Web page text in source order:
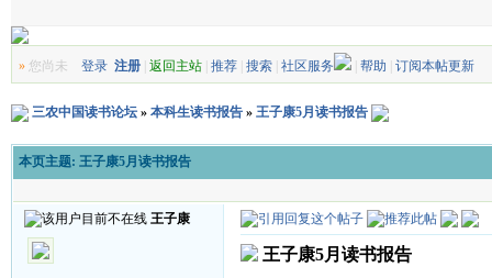
»您尚未 登录 注册| 返回主站| 推荐| 搜索| 社区服务 | 帮助 订阅本帖更新
三农中国读书论坛» 本科生读书报告» 王子康5月读书报告
本页主题: 王子康5月读书报告
王子康
王子康5月读书报告